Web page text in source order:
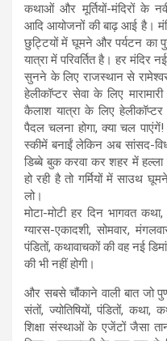
कथाओं और मूर्तियों-मंदिरों के
आदि आयोजनों की बाढ़ आई है।
छुट्टियों में घूमने और पर्यटन का
यात्रा में परिवर्तित है। हर
सुनने के लिए राजस्थान से
हेलीकॉप्टर सेवा के लिए
कैलाश यात्रा के लिए
पैदल चलना होगा, क्या चल
स्कीमें बनाईं लेकिन अब सांसद-
डिब्बे बुक करवा कर शहर में
हो रही है तो गर्मियों में साउथ
लो।
मोटा-मोटी हर दिन भागवत
ग्यारस-एकादशी, सोमवार,
पंडितों, कथावाचकों की वह नई
की भी नहीं होगी।
और सबसे चौंकाने वाली बात जो
संतों, ज्योतिषियों, पंडितों,
शिक्षा संस्थाओं के एजेंटों जैसा